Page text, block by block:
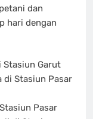
dan
hari dengan
Stasiun Garut
di Stasiun Pasar
Pasar